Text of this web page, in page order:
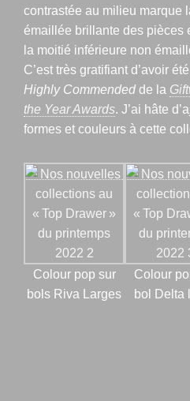
contrastée au milieu marque
émaillée brillante des pièces
la moitié inférieure non
C’est très gratifiant d’avoir
Highly Commended de la
the Year Awards. J’ai hâte
formes et couleurs à cette
Colour pop sur
bols Riva Larges
Colour
bol Delta